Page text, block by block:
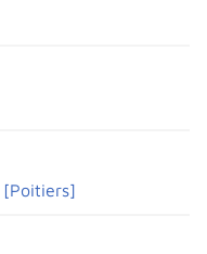
[Poitiers]